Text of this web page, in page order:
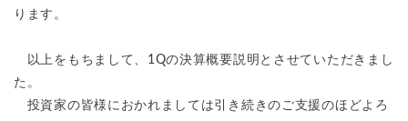
ります。
以上をもちまして、1Qの決算概要説明とさせていただきまし
た。
投資家の皆様におかれましては引き続きのご支援のほどよろ